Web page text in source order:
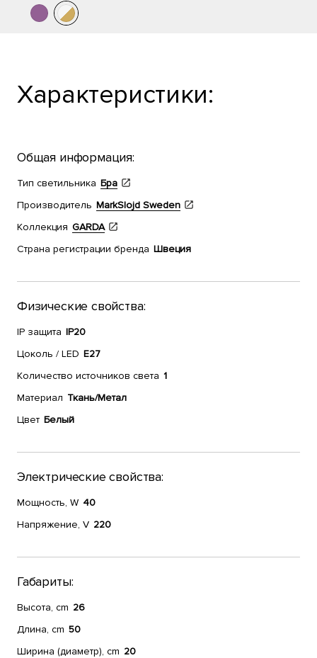
Характеристики:
Общая информация:
Тип светильника Бра
Производитель MarkSlojd Sweden
Коллекция GARDA
Страна регистрации бренда Швеция
Физические свойства:
IP защита IP20
Цоколь / LED E27
Количество источников света 1
Материал Ткань/Метал
Цвет Белый
Электрические свойства:
Мощность, W 40
Напряжение, V 220
Габариты:
Высота, cm 26
Длина, cm 50
Ширина (диаметр), cm 20